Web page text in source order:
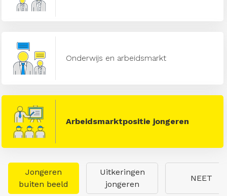
Onderwijs en arbeidsmarkt
Arbeidsmarktpositie jongeren
Jongeren
buiten beeld
Uitkeringen
jongeren
NEET